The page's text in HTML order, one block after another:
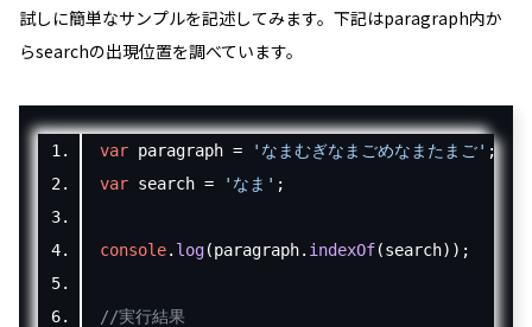
試しに簡単なサンプルを記述してみます。下記はparagraph内か
らsearchの出現位置を調べています。
var paragraph = 'なまむぎなまごめなまたまご' ;
var search = 'なま' ;
console. log(paragraph. indexOf(search));
//実行結果